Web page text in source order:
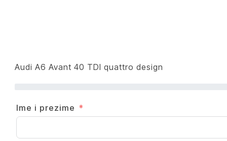
Audi A6 Avant 40 TDI quattro design
Ime i prezime